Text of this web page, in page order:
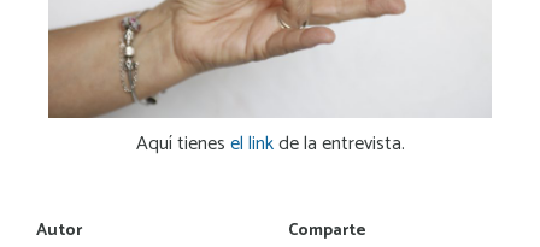
Autor Comparte
Aquí tienesel linkde la entrevista.